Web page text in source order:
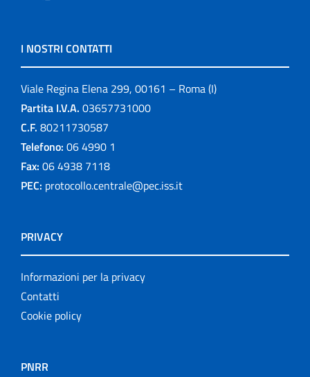
I NOSTRI CONTATTI
Viale Regina Elena 299, 00161 – Roma (I)
Partita I.V.A. 03657731000
C.F. 80211730587
Telefono: 06 4990 1
Fax: 06 4938 7118
PEC: protocollo.centrale@pec.iss.it
PRIVACY
Informazioni per la privacy
Contatti
Cookie policy
PNRR